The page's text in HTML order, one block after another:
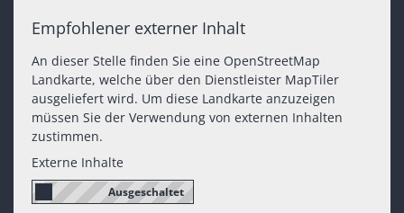
Empfohlener externer Inhalt
An dieser Stelle finden Sie eine OpenStreetMap
Landkarte, welche über den Dienstleister MapTiler
ausgeliefert wird. Um diese Landkarte anzuzeigen
müssen Sie der Verwendung von externen Inhalten
zustimmen.
Externe Inhalte